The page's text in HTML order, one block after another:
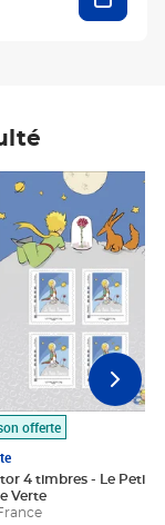
offerte
4 timbres - Le Petit
Verte